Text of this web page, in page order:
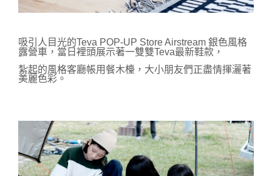
吸引人目光的Teva POP-UP Store Airstream 銀色風格
露營車，當日裡頭展示著一雙雙Teva最新鞋款，
紮起的風格客廳帳用餐木檯，大小朋友們正盡情揮灑著
美麗色彩。